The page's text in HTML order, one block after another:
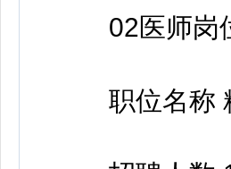
02医师岗
职位名称